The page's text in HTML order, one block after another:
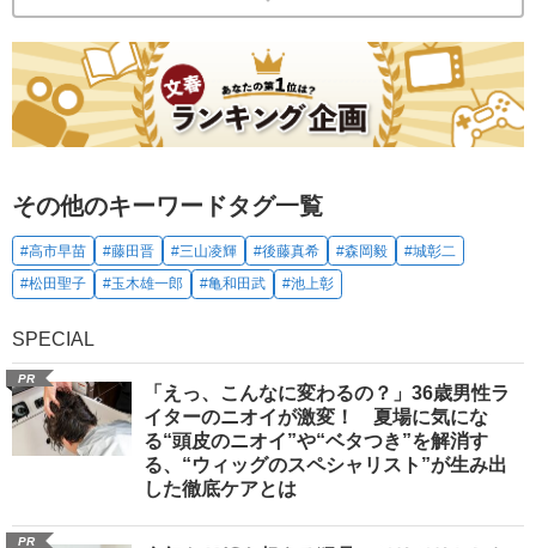
その他のキーワードタグ一覧
#高市早苗 #藤田晋 #三山凌輝 #後藤真希 #森岡毅
#城彰二
#松田聖子
#玉木雄一郎 #亀和田武 #池上彰
SPECIAL
PR
「えっ、こんなに変わるの？」36歳男性ラ
イターのニオイが激変！ 夏場に気にな
る“頭皮のニオイ”や“ベタつき”を解消す
る、“ウィッグのスペシャリスト”が生み出
した徹底ケアとは
PR